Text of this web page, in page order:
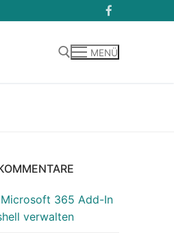
MENÜ
Microsoft 365 Add-In
verwalten